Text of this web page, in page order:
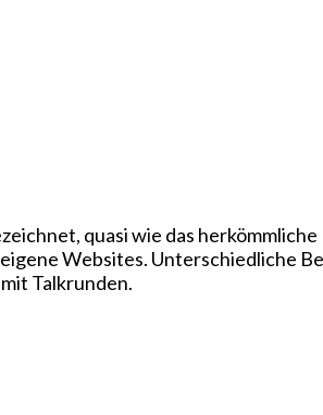
quasi wie das herkömmliche
Websites. Unterschiedliche
Talkrunden.